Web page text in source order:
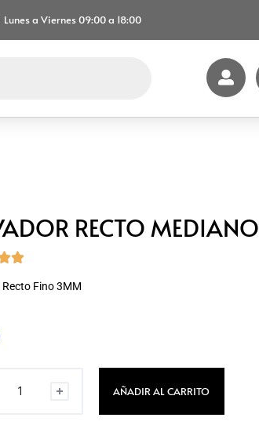
Lunes a Viernes 09:00 a 18:00
RECTO MEDIANO

Recto Fino 3MM
AÑADIR AL CARRITO